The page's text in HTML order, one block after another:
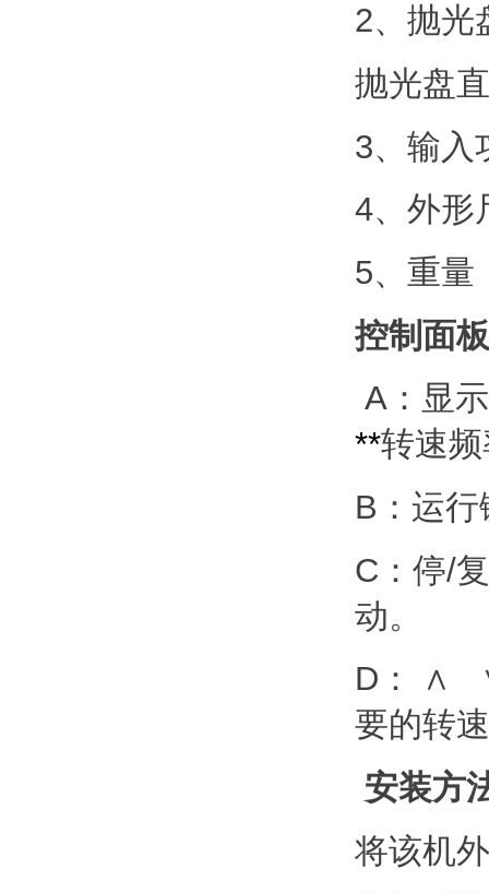
2、抛光
抛光盘
3、输入
4、外形
5、重量
控制面
A：显
**转速
B：运
C：停/
动。
D： ∧
要的转
安装方
将该机